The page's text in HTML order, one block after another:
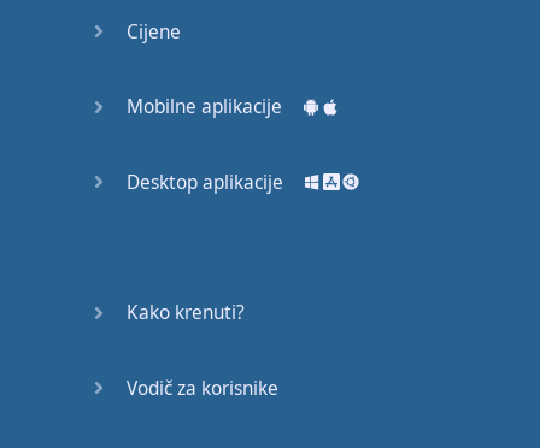
Cijene
Mobilne aplikacije
Desktop aplikacije
Kako krenuti?
Vodič za korisnike